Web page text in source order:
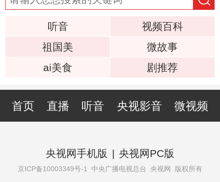
听音
视频百科
祖国美
微故事
ai美食
剧推荐
首页 直播 听音 央视影音 微视频
央视网手机版 | 央视网PC版
京ICP备10003349号-1 中央广播电视总台 央视网 版权所有